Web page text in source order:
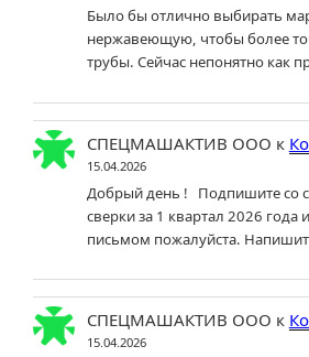
Было бы отлично выбирать
нержавеющую, чтобы более
трубы. Сейчас непонятно как
СПЕЦМАШАКТИВ ООО к
15.04.2026
Добрый день ! Подпишите со
сверки за 1 квартал 2026 года
письмом пожалуйста.
СПЕЦМАШАКТИВ ООО к
15.04.2026